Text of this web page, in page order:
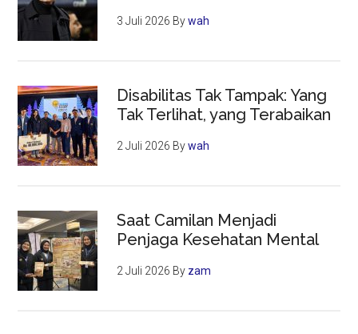
3 Juli 2026 Bywah
Disabilitas Tak Tampak: Yang
Tak Terlihat, yang Terabaikan
2 Juli 2026 Bywah
Saat Camilan Menjadi
Penjaga Kesehatan Mental
2 Juli 2026 By zam